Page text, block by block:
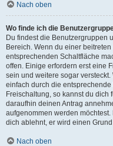
Nach oben
Wo finde ich die
Du findest die Benutzergruppen
Bereich. Wenn du einer
entsprechenden Schaltfläche
offen. Einige erfordern erst eine
sein und weitere sogar
einfach durch die
Freischaltung, so kannst du
daraufhin deinen Antrag
aufgenommen werden
dich ablehnt, er wird einen
Nach oben